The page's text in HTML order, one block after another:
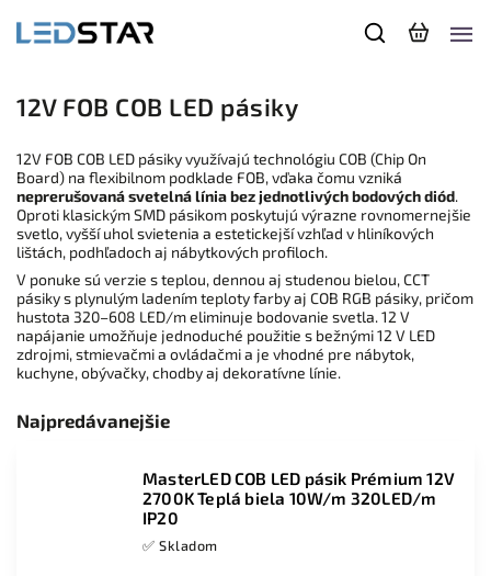
12V FOB COB LED pásiky
12V FOB COB LED pásiky využívajú technológiu COB (Chip On
Board) na flexibilnom podklade FOB, vďaka čomu vzniká
neprerušovaná svetelná línia bez jednotlivých bodových diód.
Oproti klasickým SMD pásikom poskytujú výrazne rovnomernejšie
svetlo, vyšší uhol svietenia a estetickejší vzhľad v hliníkových
lištách, podhľadoch aj nábytkových profiloch.
V ponuke sú verzie s teplou, dennou aj studenou bielou, CCT
pásiky s plynulým ladením teploty farby aj COB RGB pásiky, pričom
hustota 320–608 LED/m eliminuje bodovanie svetla. 12 V
napájanie umožňuje jednoduché použitie s bežnými 12 V LED
zdrojmi, stmievačmi a ovládačmi a je vhodné pre nábytok,
kuchyne, obývačky, chodby aj dekoratívne línie.
Najpredávanejšie
MasterLED COB LED pásik Prémium 12V
2700K Teplá biela 10W/m 320LED/m
IP20
✅ Skladom